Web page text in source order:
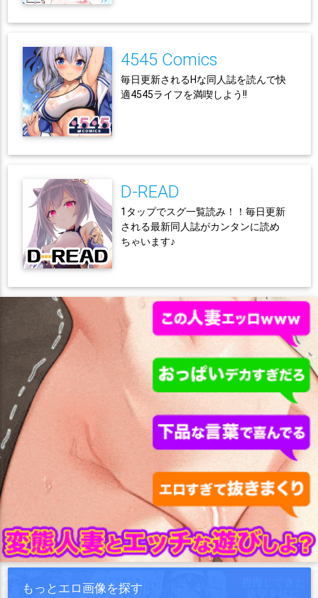
4545 Comics
毎日更新されるHな同人誌を読んで快
適4545ライフを満喫しよう!!
D-READ
1タップでスグ一覧読み！！毎日更新
される最新同人誌がカンタンに読め
ちゃいます♪
もっとエロ画像を探す